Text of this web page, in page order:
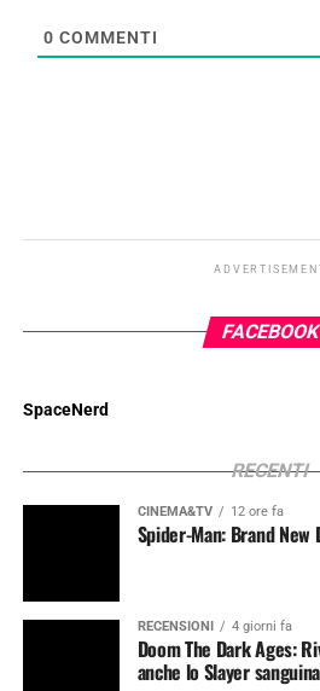
0 COMMENTI
FACEBOOK
SpaceNerd
RECENTI
CINEMA&TV 12 ore fa
Spider-Man: Brand New
RECENSIONI 4 giorni fa
Doom The Dark Ages:
anche lo Slayer